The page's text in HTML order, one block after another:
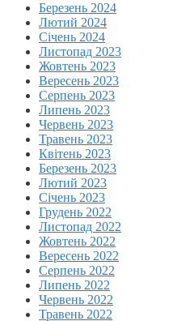
Березень 2024
Лютий 2024
Січень 2024
Листопад 2023
Жовтень 2023
Вересень 2023
Серпень 2023
Липень 2023
Червень 2023
Травень 2023
Квітень 2023
Березень 2023
Лютий 2023
Січень 2023
Грудень 2022
Листопад 2022
Жовтень 2022
Вересень 2022
Серпень 2022
Липень 2022
Червень 2022
Травень 2022